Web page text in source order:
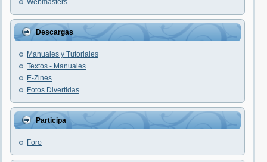
Webmasters
Descargas
Manuales y Tutoriales
Textos - Manuales
E-Zines
Fotos Divertidas
Participa
Foro